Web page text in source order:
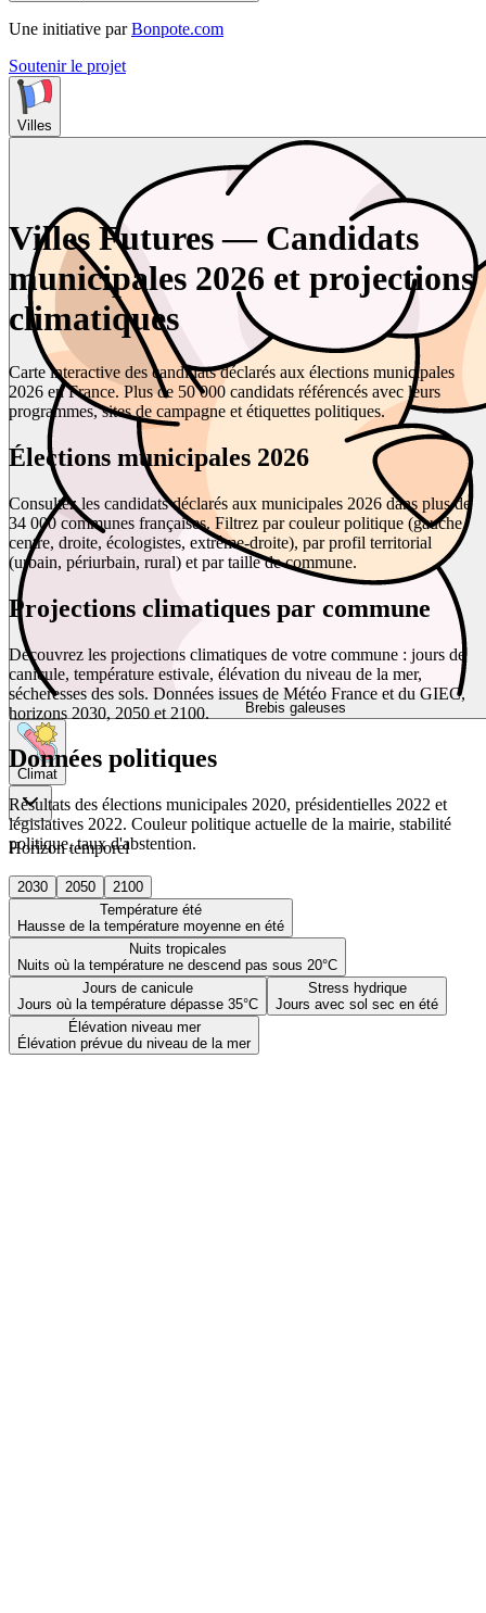
Une initiative par Bonpote.com
Soutenir le projet
Villes
Brebis galeuses
Climat
Horizon temporel
2030 2050
2100
Température été
Hausse de la température moyenne en été
Nuits tropicales
Nuits où la température ne descend pas sous 20°C
Jours de canicule
Jours où la température dépasse 35°C
Stress hydrique
Jours avec sol sec en été
Élévation niveau mer
Élévation prévue du niveau de la mer
Villes Futures — Candidats
municipales 2026 et projections
climatiques
Carte interactive des candidats déclarés aux élections municipales
2026 en France. Plus de 50 000 candidats référencés avec leurs
programmes, sites de campagne et étiquettes politiques.
Élections municipales 2026
Consultez les candidats déclarés aux municipales 2026 dans plus de
34 000 communes françaises. Filtrez par couleur politique (gauche,
centre, droite, écologistes, extrême-droite), par profil territorial
(urbain, périurbain, rural) et par taille de commune.
Projections climatiques par commune
Découvrez les projections climatiques de votre commune : jours de
canicule, température estivale, élévation du niveau de la mer,
sécheresses des sols. Données issues de Météo France et du GIEC,
horizons 2030, 2050 et 2100.
Données politiques
Résultats des élections municipales 2020, présidentielles 2022 et
législatives 2022. Couleur politique actuelle de la mairie, stabilité
politique, taux d'abstention.